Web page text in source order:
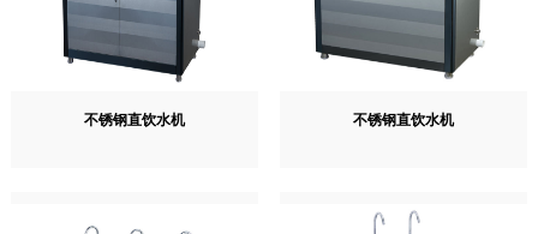
不锈钢直饮水机 不锈钢直饮水机